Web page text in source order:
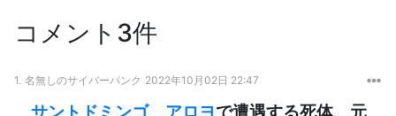
コメント3件
1. 名無しのサイバーパンク 2022年10月02日 22:47
サントドミンゴ アロヨで遭遇する死体、元